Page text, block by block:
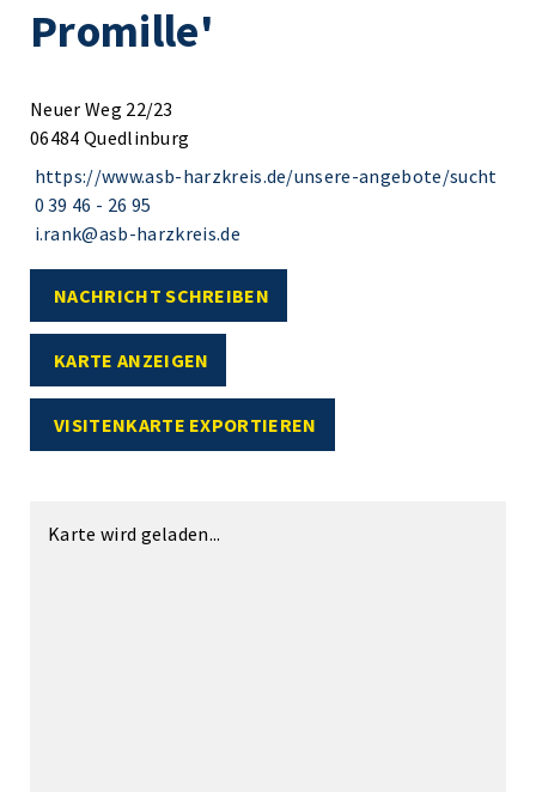
Promille'
Neuer Weg 22/23
06484 Quedlinburg
https://www.asb-harzkreis.de/unsere-angebote/sucht
0 39 46 - 26 95
i.rank@asb-harzkreis.de
NACHRICHT SCHREIBEN
KARTE ANZEIGEN
VISITENKARTE EXPORTIEREN
Karte wird geladen...